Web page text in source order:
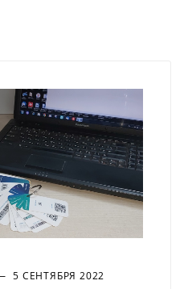
5 СЕНТЯБРЯ 2022